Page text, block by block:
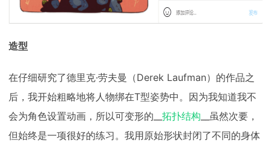
造型
在仔细研究了德里克·劳夫曼（Derek Laufman）的作品之
后，我开始粗略地将人物绑在T型姿势中。因为我知道我不
会为角色设置动画，所以可变形的__ 拓扑结构 __虽然次要，
但始终是一项很好的练习。我用原始形状封闭了不同的身体